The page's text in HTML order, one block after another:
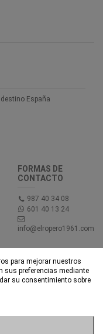
España
FORMAS DE
CONTACTO
987 40 34 08
601 40 13 24
info@elropero1961.com
para mejorar nuestros
sus preferencias mediante
su consentimiento sobre
- Powered by